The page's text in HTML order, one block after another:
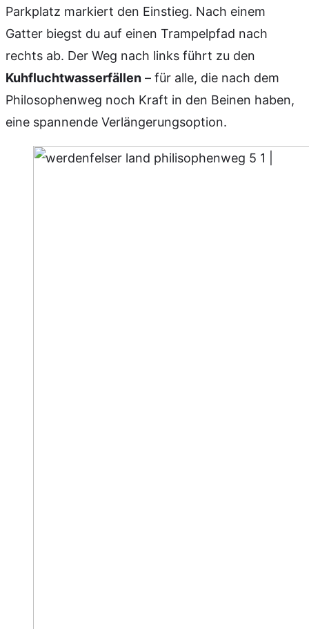
Parkplatz markiert den Einstieg. Nach einem
Gatter biegst du auf einen Trampelpfad nach
rechts ab. Der Weg nach links führt zu den
Kuhfluchtwasserfällen – für alle, die nach dem
Philosophenweg noch Kraft in den Beinen haben,
eine spannende Verlängerungsoption.